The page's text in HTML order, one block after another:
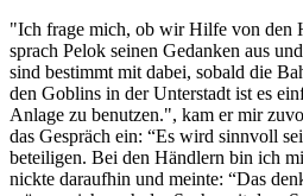
"Ich frage mich, ob wir Hilfe von den
sprach Pelok seinen Gedanken aus
sind bestimmt mit dabei, sobald die
den Goblins in der Unterstadt ist es
Anlage zu benutzen.", kam er mir
das Gespräch ein: “Es wird sinnvoll
beteiligen. Bei den Händlern bin ich
nickte daraufhin und meinte: “Das